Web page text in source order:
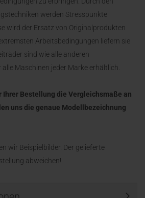
werden Stresspunkte
wird der Ersatz von Originalprodukten
Arbeitsbedingungen liefern sie
sind wie alle anderen
Maschinen jeder Marke erhältlich.
Ihrer Bestellung die Vergleichsmaße an
uns die genaue Modellbezeichnung
wir Beispielbilder. Der gelieferte
abweichen!